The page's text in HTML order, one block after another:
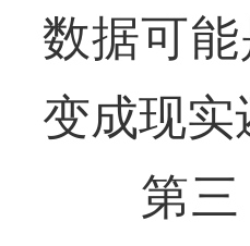
数据可
变成现
第三，